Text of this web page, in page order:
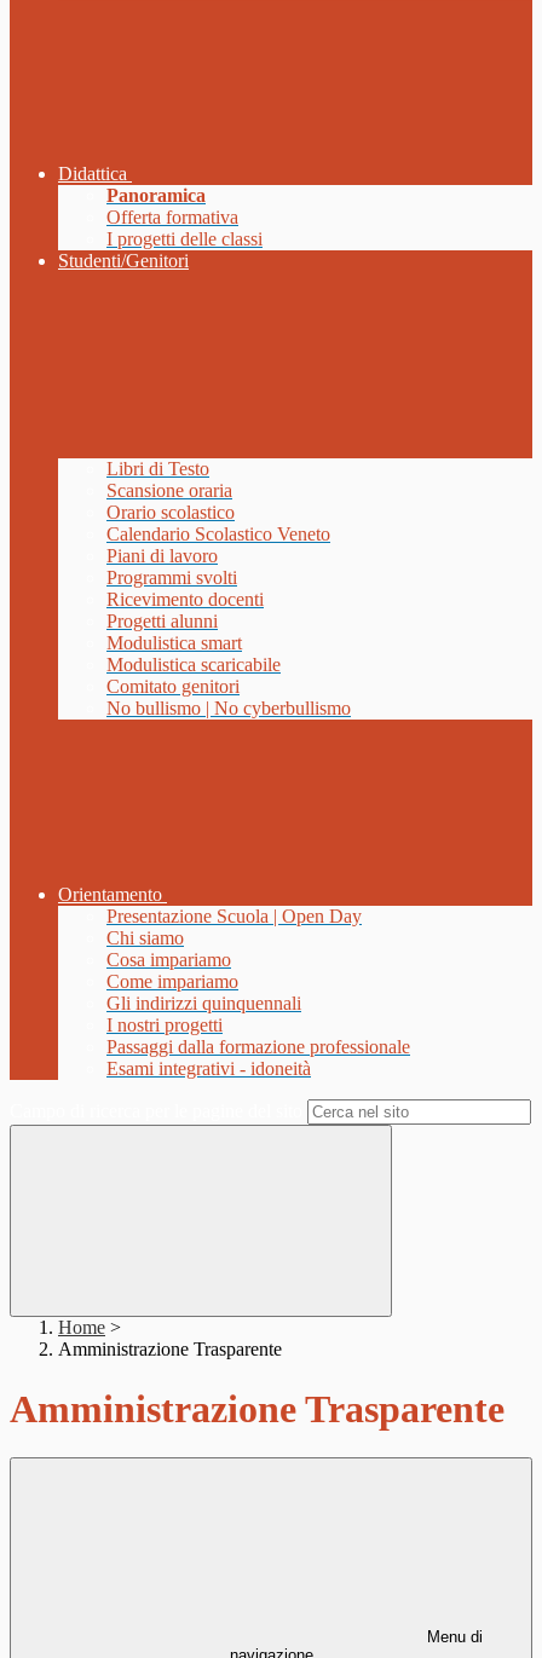
Didattica
Panoramica
Offerta formativa
I progetti delle classi
Studenti/Genitori
Libri di Testo
Scansione oraria
Orario scolastico
Calendario Scolastico Veneto
Piani di lavoro
Programmi svolti
Ricevimento docenti
Progetti alunni
Modulistica smart
Modulistica scaricabile
Comitato genitori
No bullismo | No cyberbullismo
Orientamento
Presentazione Scuola | Open Day
Chi siamo
Cosa impariamo
Come impariamo
Gli indirizzi quinquennali
I nostri progetti
Passaggi dalla formazione professionale
Esami integrativi - idoneità
Home >
Amministrazione Trasparente
Amministrazione Trasparente
Menu di